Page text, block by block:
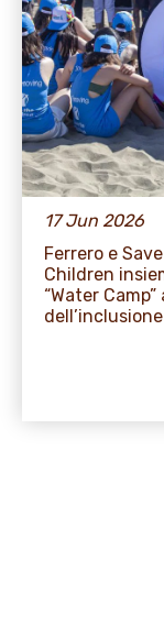
17 Jun 2026
Ferrero e
Children
“Water Camp”